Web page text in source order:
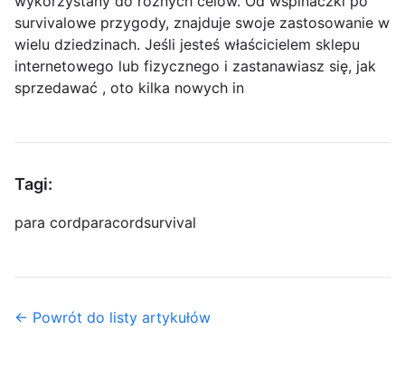
survivalowe przygody, znajduje swoje zastosowanie w
wielu dziedzinach. Jeśli jesteś właścicielem sklepu
internetowego lub fizycznego i zastanawiasz się, jak
sprzedawać , oto kilka nowych in
Tagi:
para cordparacordsurvival
← Powrót do listy artykułów